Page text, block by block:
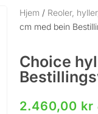
Hjem / Reoler,
cm med bein
Choice
2.460,00 kr